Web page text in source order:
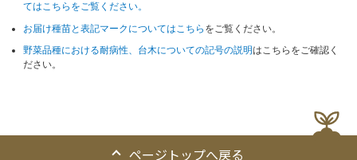
てはこちらをご覧ください。
お届け種苗と表記マークについてはこちら をご覧ください。
野菜品種における耐病性、台木についての記号の説明はこちらをご確認く
ださい。
ページトップへ戻る